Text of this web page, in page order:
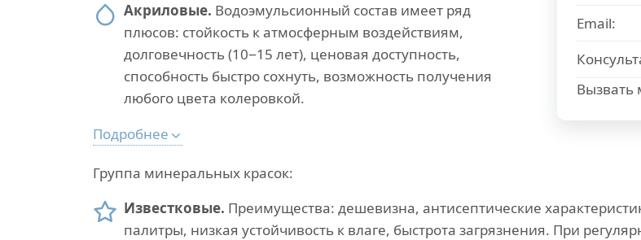
Акриловые. Водоэмульсионный состав имеет ряд
плюсов: стойкость к атмосферным воздействиям,
долговечность (10−15 лет), ценовая доступность,
способность быстро сохнуть, возможность получения
любого цвета колеровкой.
Подробнее
Группа минеральных красок:
Email:
Вызвать
Известковые. Преимущества: дешевизна, антисептические
палитры, низкая устойчивость к влаге, быстрота загрязнения. При